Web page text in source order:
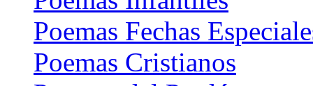
Poemas Fechas
Poemas Cristianos